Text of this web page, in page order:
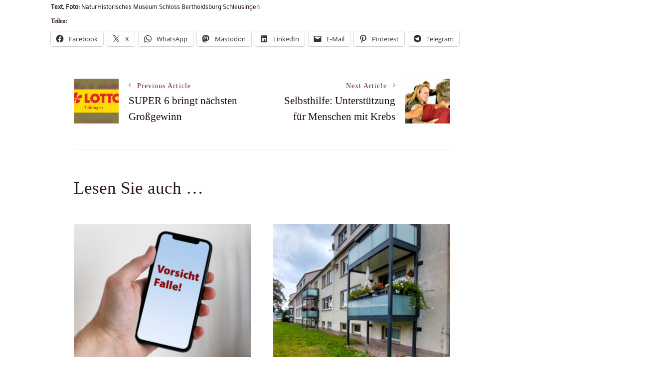
Text, Foto: NaturHistorisches Museum Schloss Bertholdsburg Schleusingen
Teilen:
Facebook X WhatsApp Mastodon LinkedIn E-Mail Pinterest Telegram
Post
Navigation
Previous Article
SUPER 6 bringt nächsten
Großgewinn
Next Article
Selbsthilfe: Unterstützung
für Menschen mit Krebs
Lesen Sie auch …